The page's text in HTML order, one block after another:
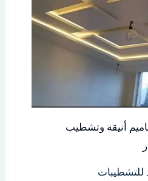
أنيقة وتشطيب
للتشطيبات